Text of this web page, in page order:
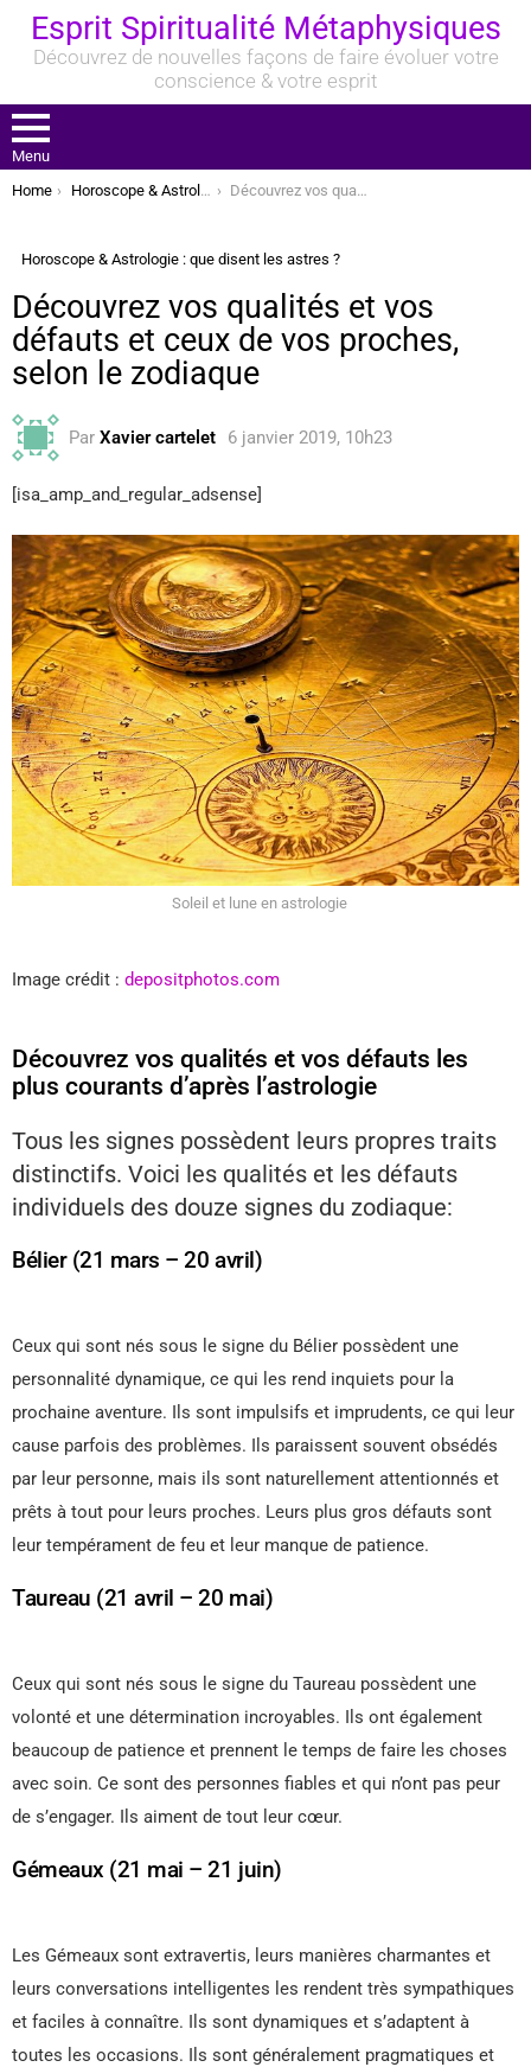
Esprit Spiritualité Métaphysiques
Découvrez de nouvelles façons de faire évoluer votre
conscience & votre esprit
Menu
You are here:
Home Horoscope & Astrologie : que disent les astres ? Découvrez vos qualités et vos défauts et ceux de vos proches, selon le zodiaque
Horoscope & Astrologie : que disent les astres ?
Découvrez vos qualités et vos
défauts et ceux de vos proches,
selon le zodiaque
Par Xavier cartelet 6 janvier 2019, 10h23
[isa_amp_and_regular_adsense]
Soleil et lune en astrologie
Image crédit : depositphotos.com
Découvrez vos qualités et vos défauts les
plus courants d’après l’astrologie
Tous les signes possèdent leurs propres traits
distinctifs. Voici les qualités et les défauts
individuels des douze signes du zodiaque:
Bélier (21 mars – 20 avril)
Ceux qui sont nés sous le signe du Bélier possèdent une
personnalité dynamique, ce qui les rend inquiets pour la
prochaine aventure. Ils sont impulsifs et imprudents, ce qui leur
cause parfois des problèmes. Ils paraissent souvent obsédés
par leur personne, mais ils sont naturellement attentionnés et
prêts à tout pour leurs proches. Leurs plus gros défauts sont
leur tempérament de feu et leur manque de patience.
Taureau (21 avril – 20 mai)
Ceux qui sont nés sous le signe du Taureau possèdent une
volonté et une détermination incroyables. Ils ont également
beaucoup de patience et prennent le temps de faire les choses
avec soin. Ce sont des personnes fiables et qui n’ont pas peur
de s’engager. Ils aiment de tout leur cœur.
Gémeaux (21 mai – 21 juin)
Les Gémeaux sont extravertis, leurs manières charmantes et
leurs conversations intelligentes les rendent très sympathiques
et faciles à connaître. Ils sont dynamiques et s’adaptent à
toutes les occasions. Ils sont généralement pragmatiques et